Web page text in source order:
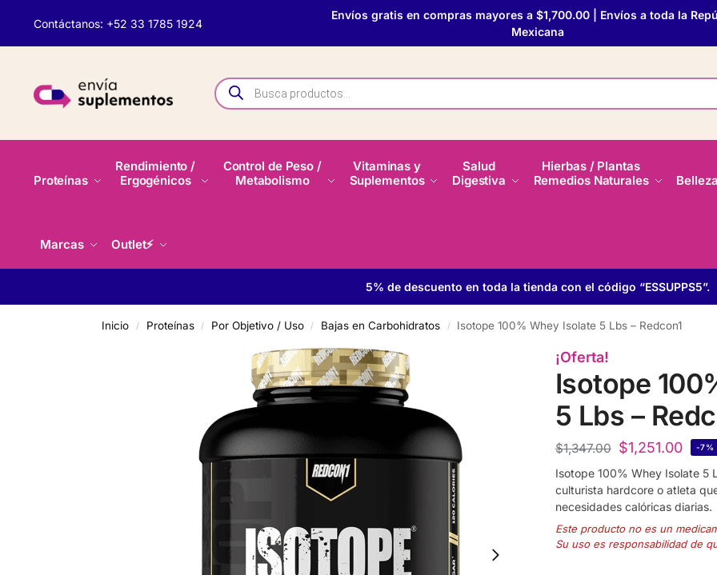
Contáctanos: +52 33 1785 1924
Envíos gratis en compras mayores a $1,700.00 | Envíos a toda la
Mexicana
Proteínas
Rendimiento /
Ergogénicos
Control de Peso /
Metabolismo
Vitaminas y
Suplementos
Salud
Digestiva
Hierbas / Plantas
Remedios Naturales
Belleza
Marcas Outlet⚡
5% de descuento en toda la tienda con el código “ESSUPPS5”.
Inicio / Proteínas / Por Objetivo / Uso / Bajas en Carbohidratos / Isotope 100% Whey Isolate 5 Lbs – Redcon1
¡Oferta!
Isotope
5 Lbs –
$1,347.00 $1,251.00 -7%
Isotope 100% Whey Isolate 5
culturista hardcore o atleta
necesidades calóricas diarias.
Este producto no es un
Su uso es responsabilidad de